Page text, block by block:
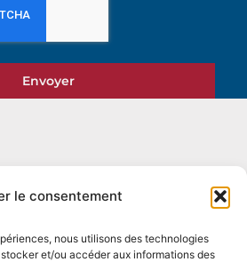
le consentement
nous utilisons des technologies
et/ou accéder aux informations des
Envoyer